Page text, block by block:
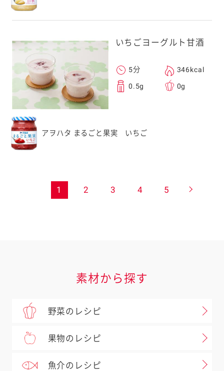
いちごヨーグルト甘酒
5分 346kcal
0.5g 0g
アヲハタ まるごと果実 いちご
1 2 3 4 5
素材から探す
野菜のレシピ
果物のレシピ
魚介のレシピ